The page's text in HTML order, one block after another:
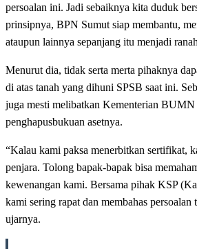
persoalan ini. Jadi sebaiknya kita duduk
prinsipnya, BPN Sumut siap membantu,
ataupun lainnya sepanjang itu menjadi
Menurut dia, tidak serta merta pihaknya
di atas tanah yang dihuni SPSB saat ini.
juga mesti melibatkan Kementerian BUMN
penghapusbukuan asetnya.
“Kalau kami paksa menerbitkan sertifikat,
penjara. Tolong bapak-bapak bisa
kewenangan kami. Bersama pihak KSP
kami sering rapat dan membahas
ujarnya.